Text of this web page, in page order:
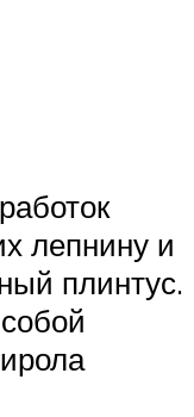
лепнину и
плинтус.